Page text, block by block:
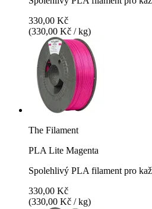
330,00 Kč
(330,00 Kč / kg)
The Filament
PLA Lite Magenta
Spolehlivý PLA filament pro
330,00 Kč
(330,00 Kč / kg)